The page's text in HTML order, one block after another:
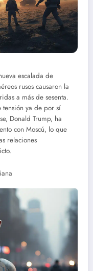
escalada de
rusos causaron la
a más de sesenta.
tensión ya de por sí
Donald Trump, ha
con Moscú, lo que
relaciones